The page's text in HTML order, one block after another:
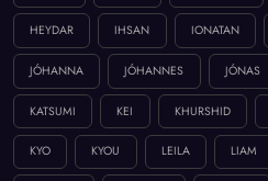
HEYDAR IHSAN IONATAN
JÓHANNA JÓHANNES JÓNAS
KATSUMI KEI KHURSHID
KYO KYOU LEILA LIAM